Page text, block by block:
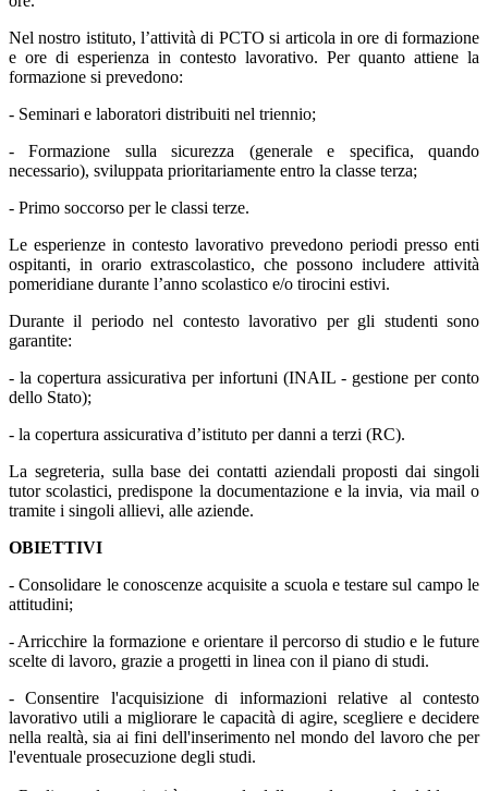
Nel nostro istituto, l’attività di PCTO si articola in ore di formazione
e ore di esperienza in contesto lavorativo. Per quanto attiene la
formazione si prevedono:
- Seminari e laboratori distribuiti nel triennio;
- Formazione sulla sicurezza (generale e specifica, quando
necessario), sviluppata prioritariamente entro la classe terza;
- Primo soccorso per le classi terze.
Le esperienze in contesto lavorativo prevedono periodi presso enti
ospitanti, in orario extrascolastico, che possono includere attività
pomeridiane durante l’anno scolastico e/o tirocini estivi.
Durante il periodo nel contesto lavorativo per gli studenti sono
garantite:
- la copertura assicurativa per infortuni (INAIL - gestione per conto
dello Stato);
- la copertura assicurativa d’istituto per danni a terzi (RC).
La segreteria, sulla base dei contatti aziendali proposti dai singoli
tutor scolastici, predispone la documentazione e la invia, via mail o
tramite i singoli allievi, alle aziende.
OBIETTIVI
- Consolidare le conoscenze acquisite a scuola e testare sul campo le
attitudini;
- Arricchire la formazione e orientare il percorso di studio e le future
scelte di lavoro, grazie a progetti in linea con il piano di studi.
- Consentire l'acquisizione di informazioni relative al contesto
lavorativo utili a migliorare le capacità di agire, scegliere e decidere
nella realtà, sia ai fini dell'inserimento nel mondo del lavoro che per
l'eventuale prosecuzione degli studi.